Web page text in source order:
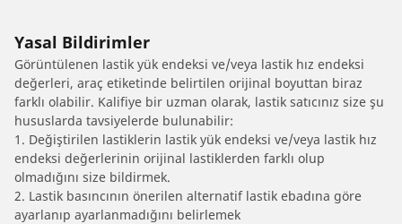
Yasal Bildirimler
Görüntülenen lastik yük endeksi ve/veya lastik hız endeksi
değerleri, araç etiketinde belirtilen orijinal boyuttan biraz
farklı olabilir. Kalifiye bir uzman olarak, lastik satıcınız size şu
hususlarda tavsiyelerde bulunabilir:
1. Değiştirilen lastiklerin lastik yük endeksi ve/veya lastik hız
endeksi değerlerinin orijinal lastiklerden farklı olup
olmadığını size bildirmek.
2. Lastik basıncının önerilen alternatif lastik ebadına göre
ayarlanıp ayarlanmadığını belirlemek